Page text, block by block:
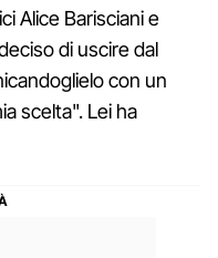
Alice Barisciani e
di uscire dal
con un
scelta". Lei ha